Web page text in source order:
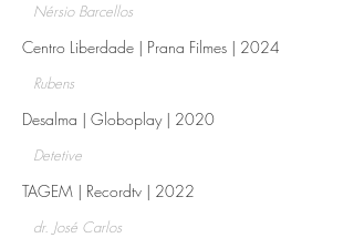
Nérsio Barcellos
Centro Liberdade | Prana Filmes | 2024
Rubens
Desalma | Globoplay | 2020​
Detetive
TAGEM | Recordtv | 2022​
dr. José Carlos